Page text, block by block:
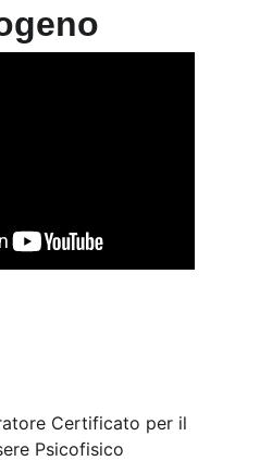
Certificato per il
Psicofisico